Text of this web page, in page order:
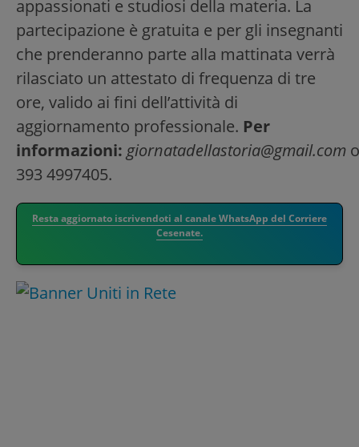
appassionati e studiosi della materia. La
partecipazione è gratuita e per gli insegnanti
che prenderanno parte alla mattinata verrà
rilasciato un attestato di frequenza di tre
ore, valido ai fini dell’attività di
aggiornamento professionale. Per
informazioni: giornatadellastoria@gmail.com o
393 4997405.
Resta aggiornato iscrivendoti al canale WhatsApp del Corriere
Cesenate.